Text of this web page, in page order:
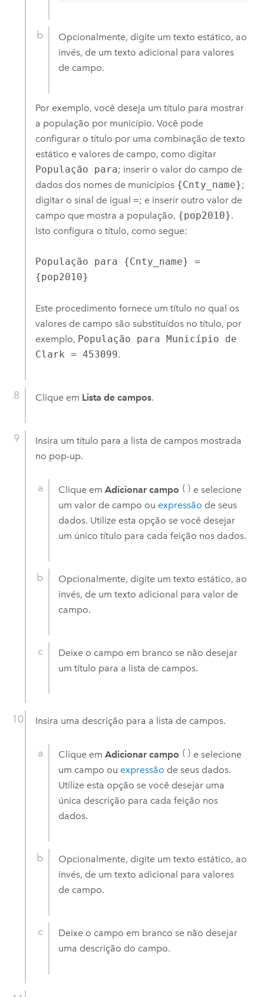
Opcionalmente, digite um texto estático, ao
invés, de um texto adicional para valores
de campo.
Por exemplo, você deseja um título para mostrar
a população por município. Você pode
configurar o título por uma combinação de texto
estático e valores de campo, como digitar
População para; inserir o valor do campo de
dados dos nomes de municípios {Cnty_name};
digitar o sinal de igual =; e inserir outro valor de
campo que mostra a população, {pop2010}.
Isto configura o título, como segue:
População para {Cnty_name} =
{pop2010}
Este procedimento fornece um título no qual os
valores de campo são substituídos no título, por
exemplo, População para Município de
Clark = 453099.
Clique em Lista de campos.
Insira um título para a lista de campos mostrada
no pop-up.
Clique emAdicionar campo
e selecione
um valor de campo ou expressão de seus
dados. Utilize esta opção se você desejar
um único título para cada feição nos dados.
Opcionalmente, digite um texto estático, ao
invés, de um texto adicional para valor de
campo.
Deixe o campo em branco se não desejar
um título para a lista de campos.
Insira uma descrição para a lista de campos.
Clique emAdicionar campo
e selecione
um campo ou expressão de seus dados.
Utilize esta opção se você desejar uma
única descrição para cada feição nos
dados.
Opcionalmente, digite um texto estático, ao
invés, de um texto adicional para valores
de campo.
Deixe o campo em branco se não desejar
uma descrição do campo.